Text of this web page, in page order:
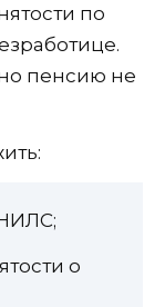
по
пенсию не
о